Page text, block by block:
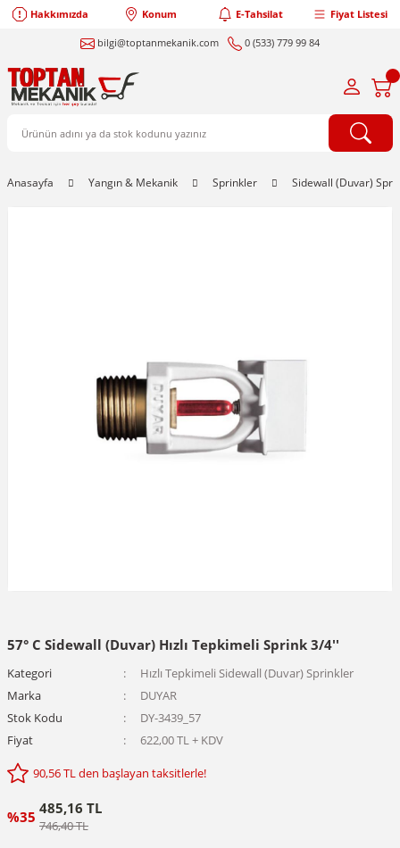
Hakkımızda Konum E-Tahsilat Fiyat Listesi
bilgi@toptanmekanik.com 0 (533) 779 99 84
Anasayfa Yangın & Mekanik Sprinkler Sidewall (Duvar)
57° C Sidewall (Duvar) Hızlı Tepkimeli Sprink 3/4''
Kategori
Hızlı Tepkimeli Sidewall (Duvar) Sprinkler
Marka
DUYAR
Stok Kodu
DY-3439_57
Fiyat
622,00 TL + KDV
90,56 TL den başlayan taksitlerle!
%35 485,16 TL
746,40 TL